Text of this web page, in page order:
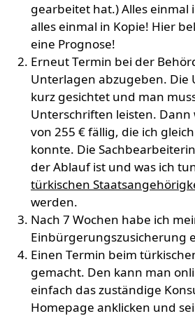
gearbeitet hat.) Alles einmal
alles einmal in Kopie! Hier
eine Prognose!
Erneut Termin bei der
Unterlagen abzugeben. Die
kurz gesichtet und man
Unterschriften leisten.
von 255 € fällig, die ich
konnte. Die
der Ablauf ist und was ich
türkischen
werden.
Nach 7 Wochen habe ich
Einbürgerungszusicherung
Einen Termin beim
gemacht. Den kann man
einfach das zuständige
Homepage anklicken und